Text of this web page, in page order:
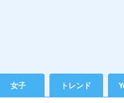
女子 トレンド